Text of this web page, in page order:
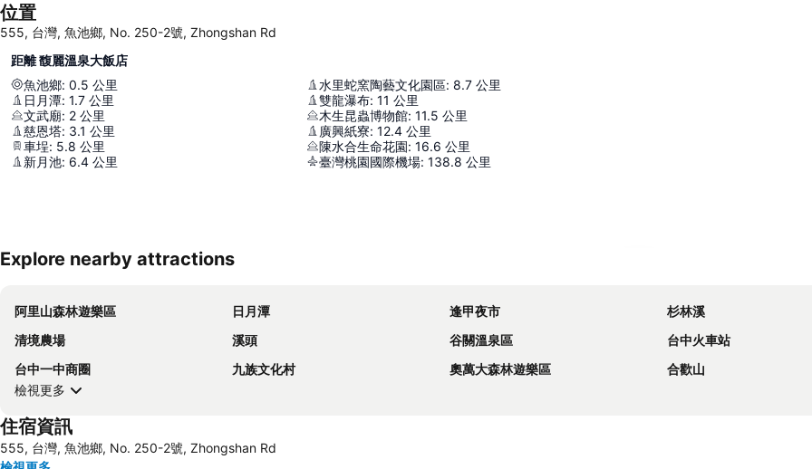
位置
555, 台灣, 魚池鄉, No. 250-2號, Zhongshan Rd
距離 馥麗溫泉大飯店
魚池鄉: 0.5 公里
日月潭: 1.7 公里
文武廟: 2 公里
慈恩塔: 3.1 公里
車埕: 5.8 公里
新月池: 6.4 公里
水里蛇窯陶藝文化園區: 8.7 公里
雙龍瀑布: 11 公里
木生昆蟲博物館: 11.5 公里
廣興紙寮: 12.4 公里
陳水合生命花園: 16.6 公里
臺灣桃園國際機場: 138.8 公里
Explore nearby attractions
阿里山森林遊樂區 日月潭 逢甲夜市
杉林溪
清境農場
溪頭 谷關溫泉區
台中火車站
台中一中商圈
九族文化村 奧萬大森林遊樂區
合歡山
檢視更多
住宿資訊
555, 台灣, 魚池鄉, No. 250-2號, Zhongshan Rd